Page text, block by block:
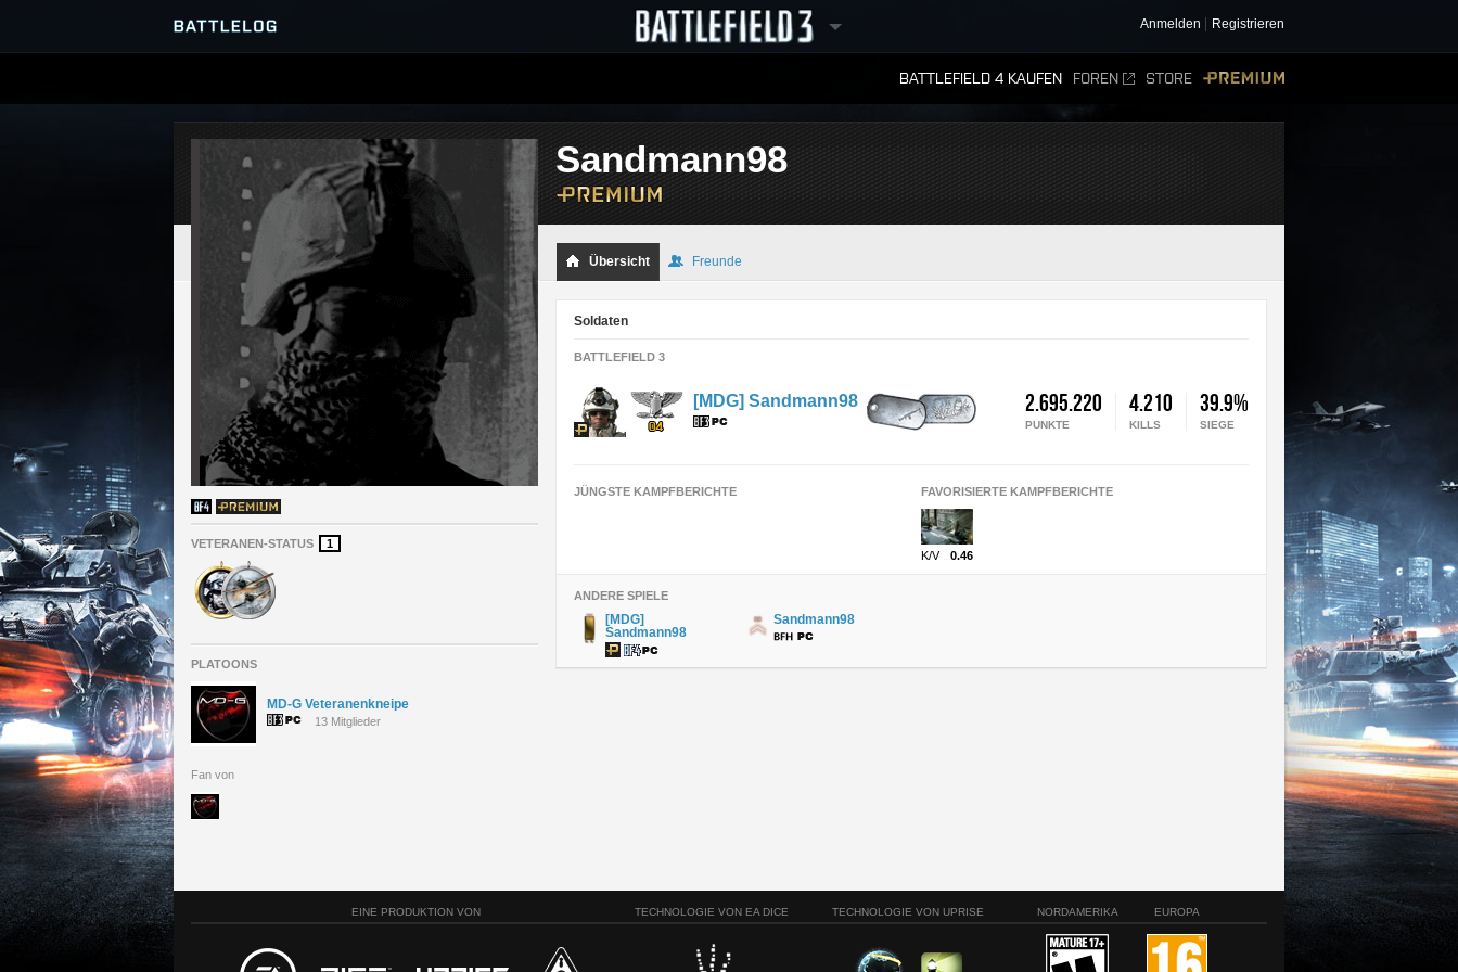
Anmelden Registrieren
BATTLEFIELD 4 KAUFEN FOREN STORE
SERVER-BROWSER
MATCHES
RANGLISTEN
VETERANEN-STATUS 1
PLATOONS
MD-G Veteranenkneipe
13 Mitglieder
Fan von
Sandmann98
Übersicht Freunde
Soldaten
BATTLEFIELD 3
2.695.220 4.210 39.9%
PUNKTE KILLS SIEGE
[MDG] Sandmann98
JÜNGSTE KAMPFBERICHTE FAVORISIERTE KAMPFBERICHTE
K/V 0.46
ANDERE SPIELE
[MDG]
Sandmann98
Sandmann98
EINE PRODUKTION VON TECHNOLOGIE VON EA DICE TECHNOLOGIE VON UPRISE NORDAMERIKA EUROPA